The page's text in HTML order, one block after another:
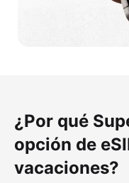
¿Por qué
opción de
vacaciones?